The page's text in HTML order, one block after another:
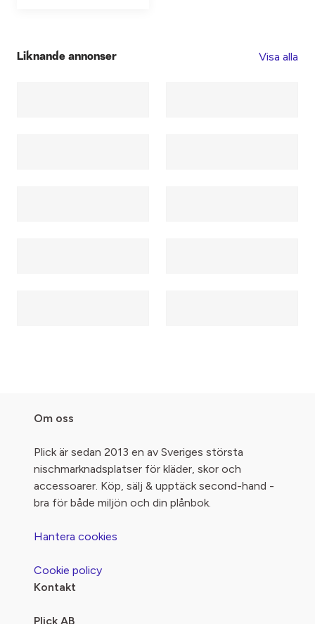
Liknande annonser Visa alla
Om oss
Plick är sedan 2013 en av Sveriges största
nischmarknadsplatser för kläder, skor och
accessoarer. Köp, sälj & upptäck second-hand -
bra för både miljön och din plånbok.
Hantera cookies
Cookie policy
Kontakt
Plick AB